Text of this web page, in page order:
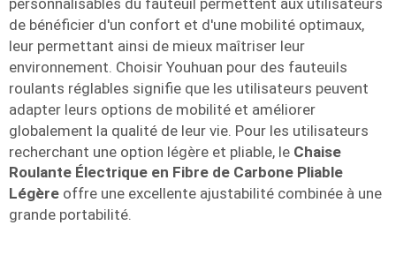
personnalisables du fauteuil permettent aux utilisateurs
de bénéficier d'un confort et d'une mobilité optimaux,
leur permettant ainsi de mieux maîtriser leur
environnement. Choisir Youhuan pour des fauteuils
roulants réglables signifie que les utilisateurs peuvent
adapter leurs options de mobilité et améliorer
globalement la qualité de leur vie. Pour les utilisateurs
recherchant une option légère et pliable, le Chaise
Roulante Électrique en Fibre de Carbone Pliable
Légère offre une excellente ajustabilité combinée à une
grande portabilité.